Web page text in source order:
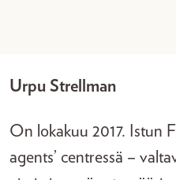
Urpu Strellman
On lokakuu 2017. Istun
agents’ centressä –